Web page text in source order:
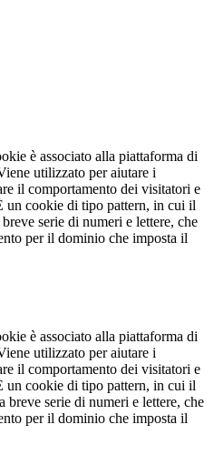
è associato alla piattaforma di
utilizzato per aiutare i
il comportamento dei visitatori e
un cookie di tipo pattern, in cui il
serie di numeri e lettere, che
per il dominio che imposta il
è associato alla piattaforma di
utilizzato per aiutare i
il comportamento dei visitatori e
un cookie di tipo pattern, in cui il
breve serie di numeri e lettere, che
per il dominio che imposta il